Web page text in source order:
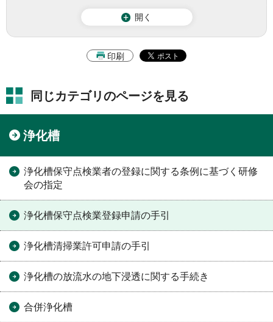
開く
印刷
同じカテゴリのページを見る
浄化槽
浄化槽保守点検業者の登録に関する条例に基づく研修
会の指定
浄化槽保守点検業登録申請の手引
浄化槽清掃業許可申請の手引
浄化槽の放流水の地下浸透に関する手続き
合併浄化槽